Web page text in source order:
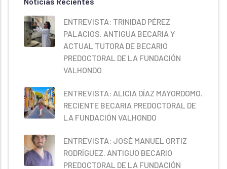
ENTREVISTA: TRINIDAD PÉREZ
PALACIOS. ANTIGUA BECARIA Y
ACTUAL TUTORA DE BECARIO
PREDOCTORAL DE LA FUNDACIÓN
VALHONDO
ENTREVISTA: ALICIA DÍAZ MAYORDOMO.
RECIENTE BECARIA PREDOCTORAL DE
LA FUNDACIÓN VALHONDO
ENTREVISTA: JOSÉ MANUEL ORTIZ
RODRÍGUEZ. ANTIGUO BECARIO
PREDOCTORAL DE LA FUNDACIÓN